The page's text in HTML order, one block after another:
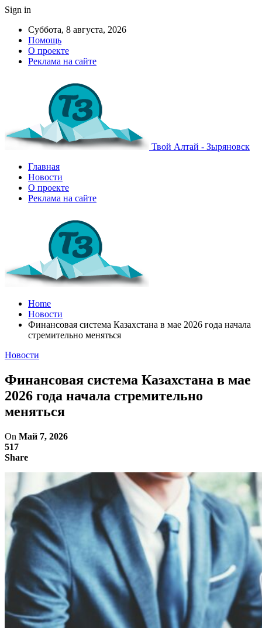
Sign in
Суббота, 8 августа, 2026
Помощь
О проекте
Реклама на сайте
Твой Алтай - Зыряновск
Главная
Новости
О проекте
Реклама на сайте
Home
Новости
Финансовая система Казахстана в мае 2026 года начала
стремительно меняться
Новости
Финансовая система Казахстана в мае
2026 года начала стремительно
меняться
On Май 7, 2026
517
Share